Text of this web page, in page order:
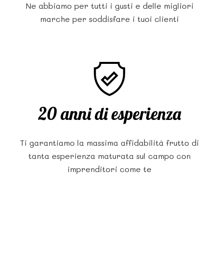
Ne abbiamo per tutti i gusti e delle migliori
marche per soddisfare i tuoi clienti
20 anni di esperienza
Ti garantiamo la massima affidabilità frutto di
tanta esperienza maturata sul campo con
imprenditori come te